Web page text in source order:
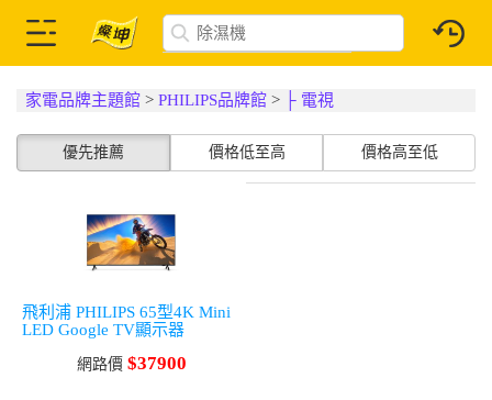
家電品牌主題館 >PHILIPS品牌館 > ├ 電視
優先推薦 價格低至高 價格高至低
飛利浦 PHILIPS 65型4K Mini
LED Google TV顯示器
網路價 $37900